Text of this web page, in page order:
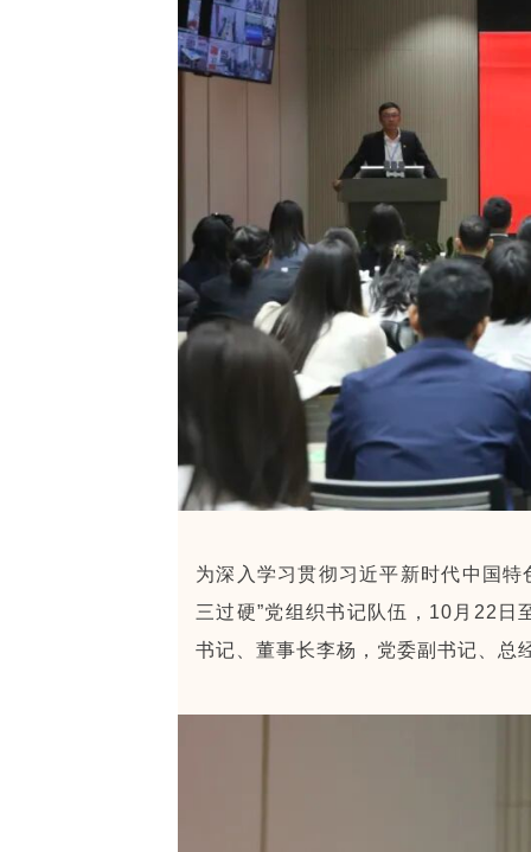
为深入学习贯彻习近平新时代中国
三过硬”党组织书记队伍，10月22
书记、董事长李杨，党委副书记、总